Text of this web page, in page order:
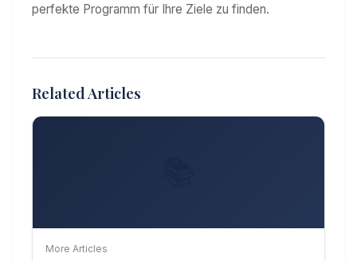
perfekte Programm für Ihre Ziele zu finden.
Related Articles
More Articles